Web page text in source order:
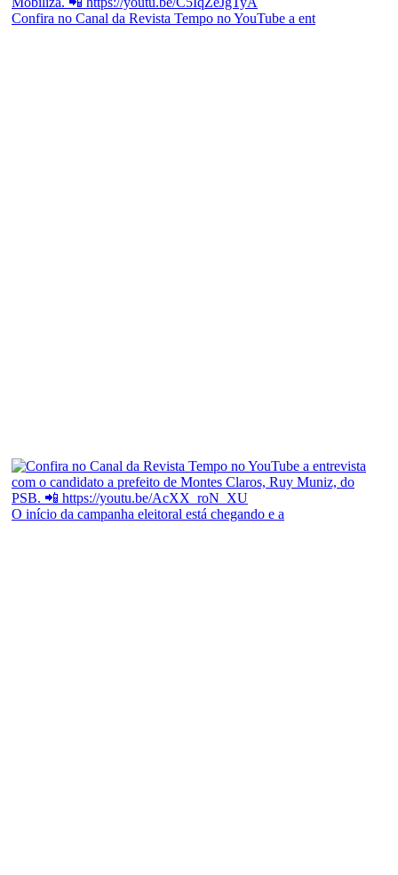
Confira no Canal da Revista Tempo no YouTube a ent
O início da campanha eleitoral está chegando e a